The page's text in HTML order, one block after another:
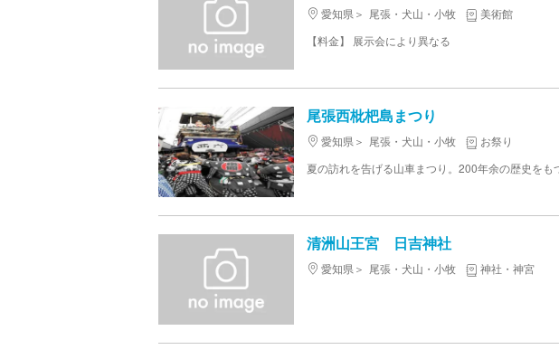
愛知県 尾張・犬山・小牧
美術館
【料金】 展示会により異なる
尾張西枇杷島まつり
愛知県 尾張・犬山・小牧
お祭り
清洲山王宮 日吉神社
愛知県 尾張・犬山・小牧 神社・神宮